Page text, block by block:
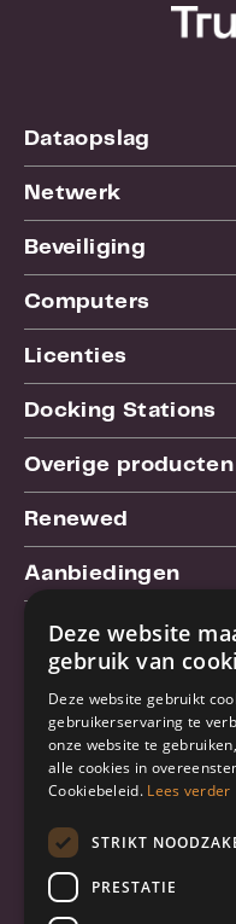
36
Dataopslag
Netwerk
Beveiliging
Computers
Licenties
Docking Stations
Overige producten
Renewed
Aanbiedingen
Blog
Klantenservice
Bestel- en
verzendinformatie
Garantie en reparatie
Annuleren of
Deze website
gebruik van
Deze website gebruikt
gebruikerservaring te
onze website te
alle cookies in
Cookiebeleid. Lees verder
STRIKT
PRESTATIE